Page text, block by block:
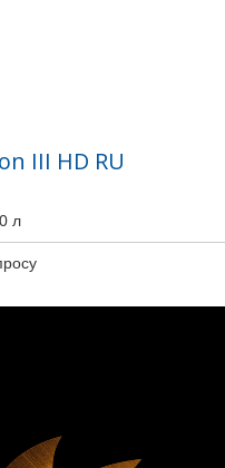
III HD RU
л